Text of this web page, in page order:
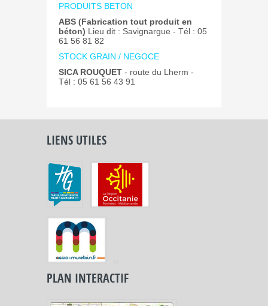
PRODUITS BETON
ABS (Fabrication tout produit en
béton) Lieu dit : Savignargue - Tél : 05
61 56 81 82
STOCK GRAIN / NEGOCE
SICA ROUQUET - route du Lherm -
Tél : 05 61 56 43 91
LIENS UTILES
PLAN INTERACTIF